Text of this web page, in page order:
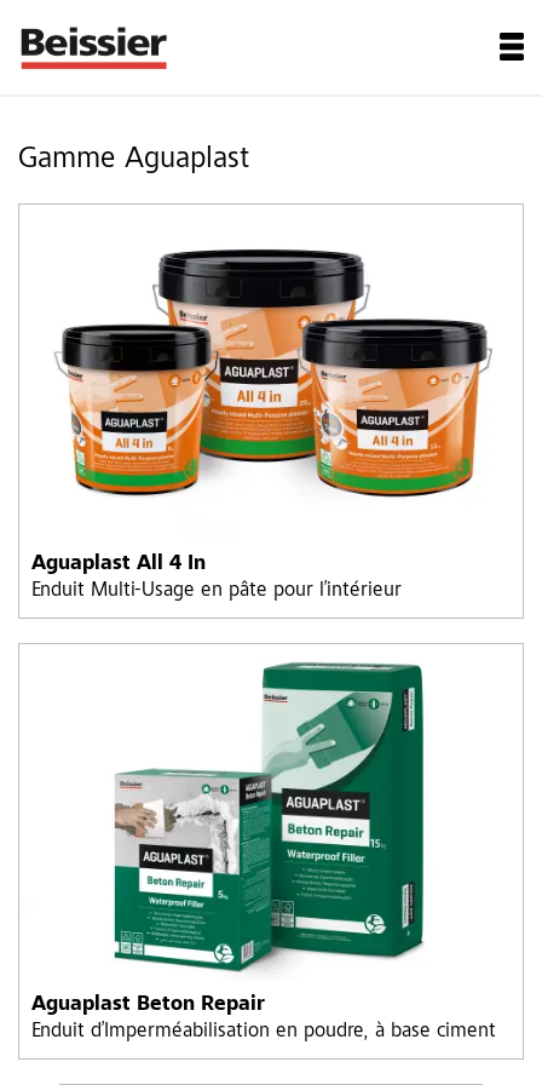
Gamme Aguaplast
Aguaplast All 4 In
Enduit Multi-Usage en pâte pour l’intérieur
Aguaplast Beton Repair
Enduit d’Imperméabilisation en poudre, à base ciment